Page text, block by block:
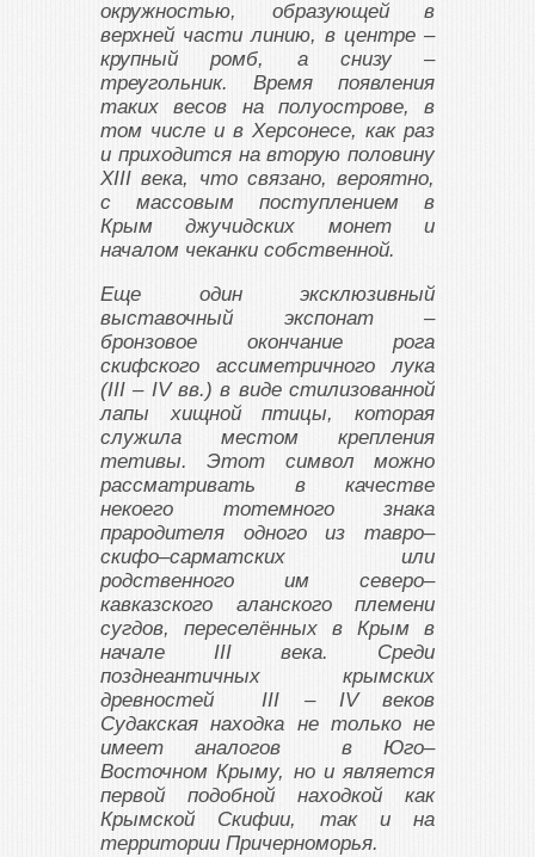
окружностью, образующей в
верхней части линию, в центре –
крупный ромб, а снизу –
треугольник. Время появления
таких весов на полуострове, в
том числе и в Херсонесе, как раз
и приходится на вторую половину
XIII века, что связано, вероятно,
с массовым поступлением в
Крым джучидских монет и
началом чеканки собственной.
Еще один эксклюзивный
выставочный экспонат –
бронзовое окончание рога
скифского ассиметричного лука
(III – IV вв.) в виде стилизованной
лапы хищной птицы, которая
служила местом крепления
тетивы. Этот символ можно
рассматривать в качестве
некоего тотемного знака
прародителя одного из тавро–
скифо–сарматских или
родственного им северо–
кавказского аланского племени
сугдов, переселённых в Крым в
начале III века. Среди
позднеантичных крымских
древностей III – IV веков
Судакская находка не только не
имеет аналогов в Юго–
Восточном Крыму, но и является
первой подобной находкой как
Крымской Скифии, так и на
территории Причерноморья.